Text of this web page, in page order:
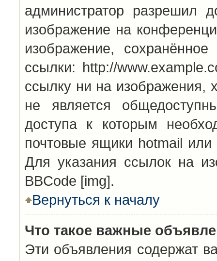
администратор разрешил
изображение на
изображение,
ссылки: http://
ссылку ни на
не является
доступа к которым
почтовые ящики hotmail
Для указания ссылок на
BBCode [img].
Вернуться к началу
Что такое важные
Эти объявления содержат